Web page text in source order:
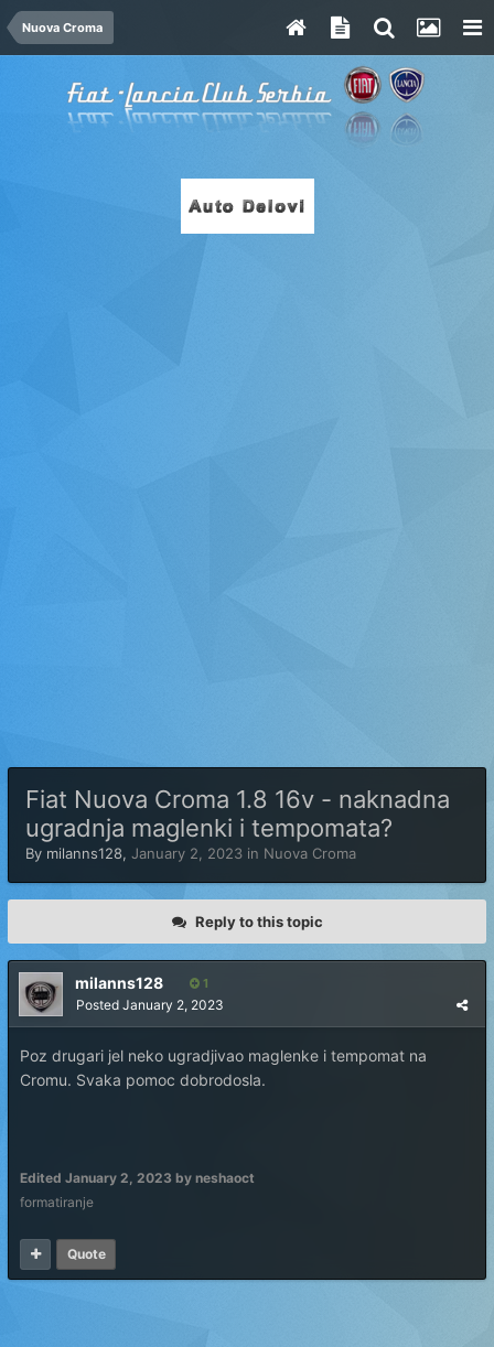
Nuova Croma
Fiat Nuova Croma 1.8 16v - naknadna
ugradnja maglenki i tempomata?
By milanns128, January 2, 2023 in Nuova Croma
Reply to this topic
milanns128 1
Posted January 2, 2023
Poz drugari jel neko ugradjivao maglenke i tempomat na
Cromu. Svaka pomoc dobrodosla.
Edited January 2, 2023 by neshaoct
formatiranje
Quote